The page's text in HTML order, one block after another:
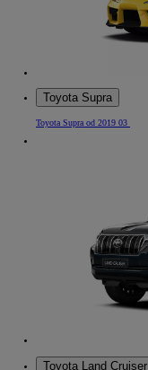
Toyota Supra
Toyota Supra od 2019 03
Toyota Land Cruiser